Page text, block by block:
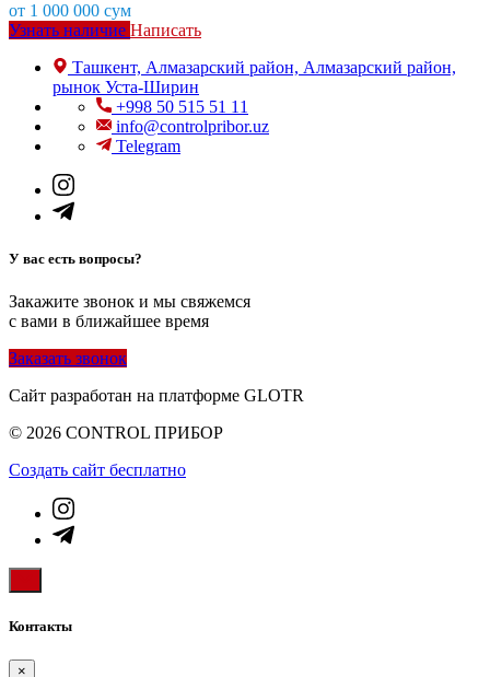
от 1 000 000 сум
Узнать наличие Написать
Ташкент, Алмазарский район, Алмазарский район,
рынок Уста-Ширин
+998 50 515 51 11
info@controlpribor.uz
Telegram
У вас есть вопросы?
Закажите звонок и мы свяжемся
с вами в ближайшее время
Заказать звонок
Сайт разработан на платформе GLOTR
© 2026 CONTROL ПРИБОР
Создать cайт бесплатно
Контакты
×